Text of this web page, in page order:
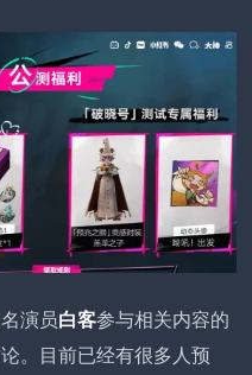
演员白客参与相关内容的
。目前已经有很多人预